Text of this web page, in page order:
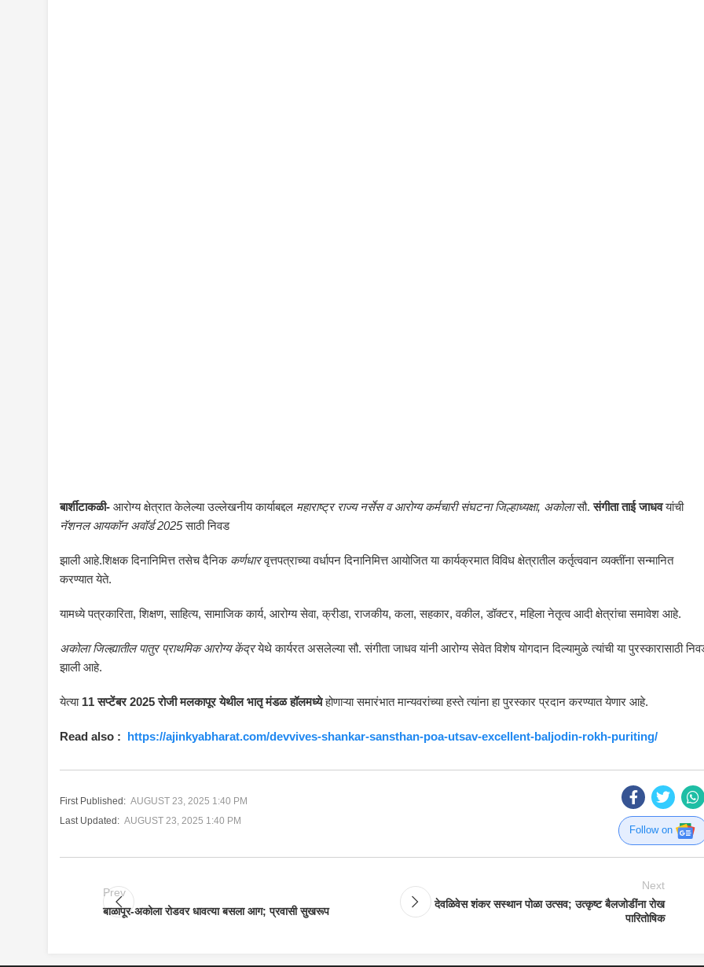
बार्शीटाकळी- आरोग्य क्षेत्रात केलेल्या उल्लेखनीय कार्याबद्दल महाराष्ट्र राज्य नर्सेस व आरोग्य कर्मचारी संघटना जिल्हाध्यक्षा, अकोलासौ.संगीता ताई जाधवयांची
नॅशनल आयकॉन अवॉर्ड 2025साठी निवड
झाली आहे.शिक्षक दिनानिमित्त तसेच दैनिक कर्णधारवृत्तपत्राच्या वर्धापन दिनानिमित्त आयोजित या कार्यक्रमात विविध क्षेत्रातील कर्तृत्ववान व्यक्तींना सन्मानित
करण्यात येते.
यामध्ये पत्रकारिता, शिक्षण, साहित्य, सामाजिक कार्य, आरोग्य सेवा, क्रीडा, राजकीय, कला, सहकार, वकील, डॉक्टर, महिला नेतृत्व आदी क्षेत्रांचा समावेश आहे.
अकोला जिल्ह्यातील पातुर प्राथमिक आरोग्य केंद्रयेथे कार्यरत असलेल्या सौ. संगीता जाधव यांनी आरोग्य सेवेत विशेष योगदान दिल्यामुळे त्यांची या पुरस्कारासाठी
झाली आहे.
येत्या 11 सप्टेंबर 2025 रोजी मलकापूर येथील भातृ मंडळ हॉलमध्येहोणाऱ्या समारंभात मान्यवरांच्या हस्ते त्यांना हा पुरस्कार प्रदान करण्यात येणार आहे.
Read also : https://ajinkyabharat.com/devvives-shankar-sansthan-poa-utsav-excellent-baljodin-rokh-puriting/
First Published: AUGUST 23, 2025 1:40 PM
Last Updated: AUGUST 23, 2025 1:40 PM
Follow on
Prev
बाळापूर-अकोला रोडवर धावत्या बसला आग; प्रवासी सुखरूप
Next
देवळिवेस शंकर सस्थान पोळा उत्सव; उत्कृष्ट बैलजोडींना रोख
पारितोषिक